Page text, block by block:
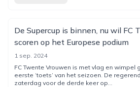
De Supercup is binnen, nu wil FC
scoren op het Europese podium
1 sep. 2024
FC Twente Vrouwen is met vlag en wimpel
eerste ‘toets’ van het seizoen. De
zaterdag voor de derde keer op...